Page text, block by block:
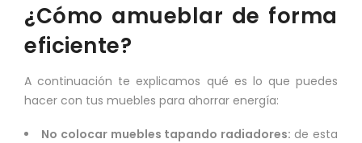
¿Cómo amueblar de forma
eficiente?
A continuación te explicamos qué es lo que puedes
hacer con tus muebles para ahorrar energía:
No colocar muebles tapando radiadores: de esta